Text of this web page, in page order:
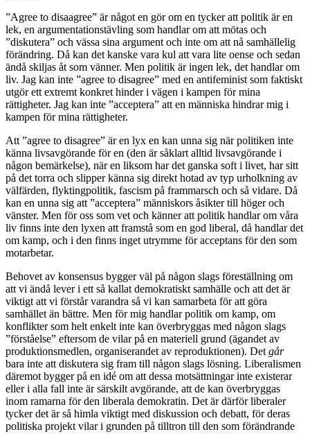
”Agree to disaagree” är något en gör om en tycker att politik är en
lek, en argumentationstävling som handlar om att mötas och
”diskutera” och vässa sina argument och inte om att nå samhällelig
förändring. Då kan det kanske vara kul att vara lite oense och sedan
ändå skiljas åt som vänner. Men politik är ingen lek, det handlar om
liv. Jag kan inte ”agree to disagree” med en antifeminist som faktiskt
utgör ett extremt konkret hinder i vägen i kampen för mina
rättigheter. Jag kan inte ”acceptera” att en människa hindrar mig i
kampen för mina rättigheter.
Att ”agree to disagree” är en lyx en kan unna sig när politiken inte
känna livsavgörande för en (den är såklart alltid livsavgörande i
någon bemärkelse), när en liksom har det ganska soft i livet, har sitt
på det torra och slipper känna sig direkt hotad av typ urholkning av
välfärden, flyktingpolitik, fascism på frammarsch och så vidare. Då
kan en unna sig att ”acceptera” människors åsikter till höger och
vänster. Men för oss som vet och känner att politik handlar om våra
liv finns inte den lyxen att framstå som en god liberal, då handlar det
om kamp, och i den finns inget utrymme för acceptans för den som
motarbetar.
Behovet av konsensus bygger väl på någon slags föreställning om
att vi ändå lever i ett så kallat demokratiskt samhälle och att det är
viktigt att vi förstår varandra så vi kan samarbeta för att göra
samhället än bättre. Men för mig handlar politik om kamp, om
konflikter som helt enkelt inte kan överbryggas med någon slags
”förståelse” eftersom de vilar på en materiell grund (ägandet av
produktionsmedlen, organiserandet av reproduktionen). Det går
bara inte att diskutera sig fram till någon slags lösning. Liberalismen
däremot bygger på en idé om att dessa motsättningar inte existerar
eller i alla fall inte är särskilt avgörande, att de kan överbryggas
inom ramarna för den liberala demokratin. Det är därför liberaler
tycker det är så himla viktigt med diskussion och debatt, för deras
politiska projekt vilar i grunden på tilltron till den som förändrande